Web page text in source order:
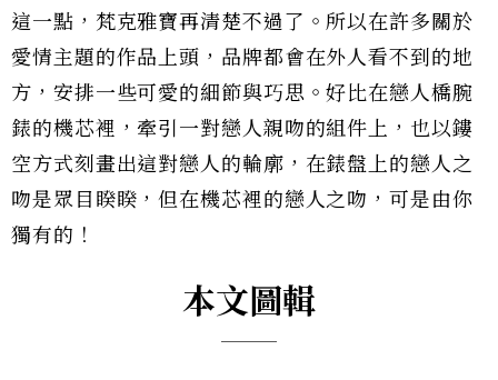
這一點，梵克雅寶再清楚不過了。所以在許多關於
愛情主題的作品上頭，品牌都會在外人看不到的地
方，安排一些可愛的細節與巧思。好比在戀人橋腕
錶的機芯裡，牽引一對戀人親吻的組件上，也以鏤
空方式刻畫出這對戀人的輪廓，在錶盤上的戀人之
吻是眾目睽睽，但在機芯裡的戀人之吻，可是由你
獨有的！
本文圖輯